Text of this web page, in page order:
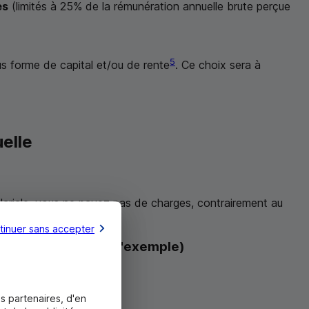
(limités à 25% de la rémunération annuelle brute perçue
forme de capital et/ou de rente5. Ce choix sera à
vous ne payez pas de charges, contrairement au
1 000 € (à titre d'exemple)
sans accepter
partenaires, d'en